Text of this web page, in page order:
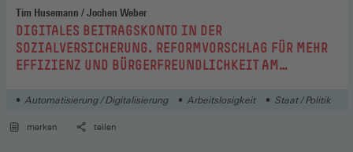
Tim Husemann / Jochen Weber
:DIGITALES BEITRAGSKONTO IN DER
SOZIALVERSICHERUNG. REFORMVORSCHLAG FÜR MEHR
EFFIZIENZ UND BÜRGERFREUNDLICHKEIT AM
Automatisierung / Digitalisierung Arbeitslosigkeit Staat / Politik
merken teilen